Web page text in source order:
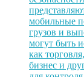
мобильные
грузов и
могут быть
как
бизнес и